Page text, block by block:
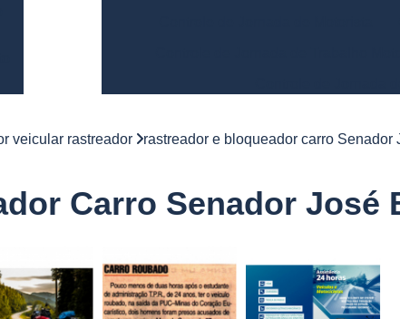
Controle de Jornada Motorista
Controle de Abastecimento de
Controle de Frota
Controle de Frota
Controle de Frota de Caminhões
veicular rastreador rastreador e bloqueador carro Senador
Carro Senador José